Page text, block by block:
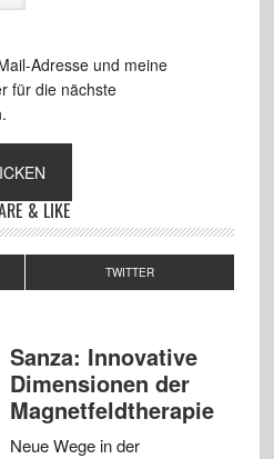
Adresse und meine
für die nächste
& LIKE
TWITTER
Sanza: Innovative
Dimensionen der
Magnetfeldtherapie
Neue Wege in der